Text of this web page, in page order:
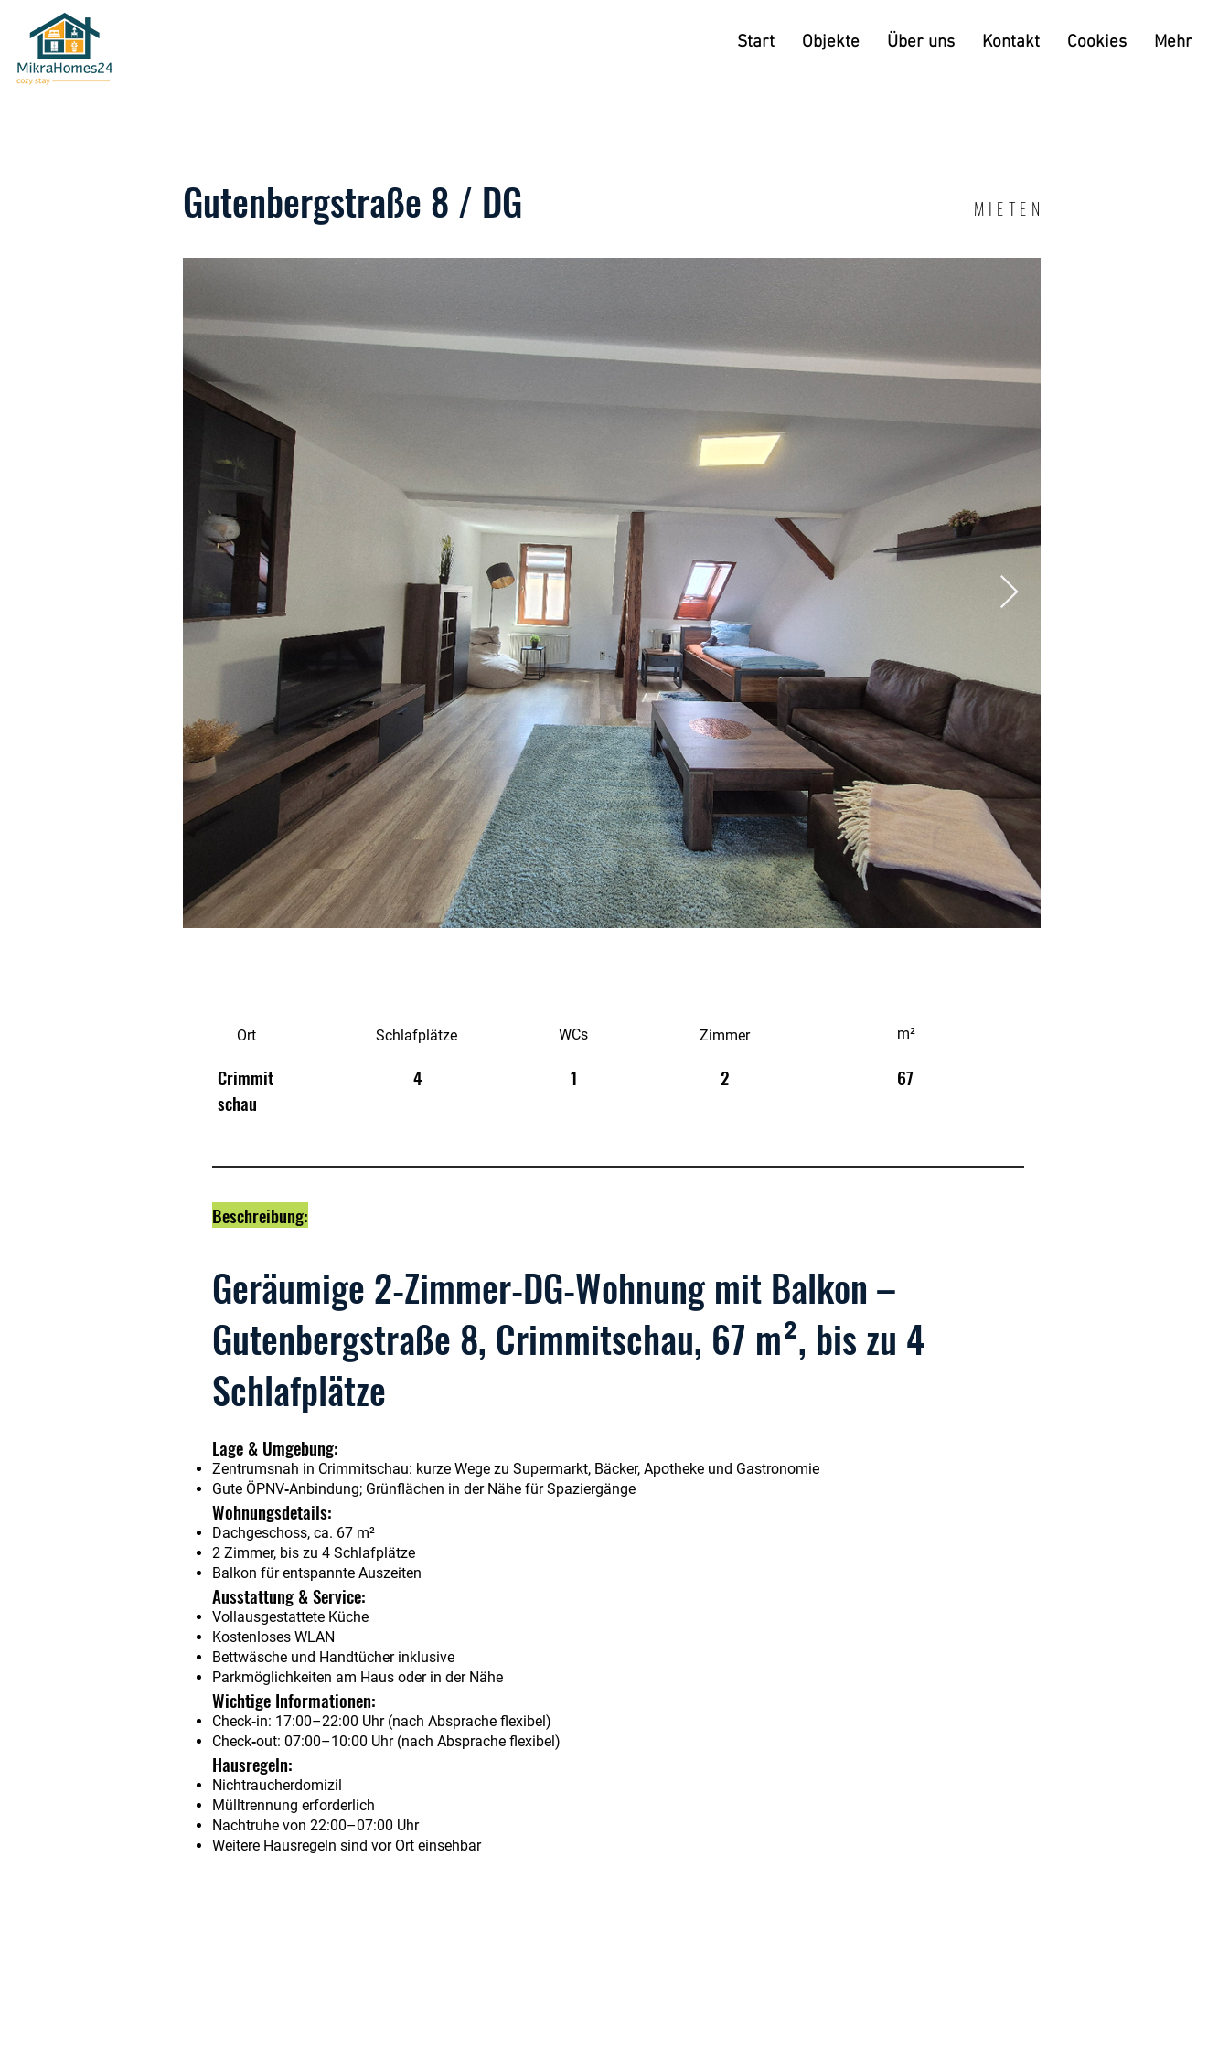
Start Objekte Über uns Kontakt Cookies Mehr
Gutenbergstraße 8 / DG MIETEN
Ort
Crimmit
schau
Schlafplätze
4
WCs
1
Zimmer
2
m²
67
Beschreibung:
Geräumige 2‑Zimmer‑DG‑Wohnung mit Balkon –
Gutenbergstraße 8, Crimmitschau, 67 m², bis zu 4
Schlafplätze
Lage & Umgebung:
Zentrumsnah in Crimmitschau: kurze Wege zu Supermarkt, Bäcker, Apotheke und Gastronomie
Gute ÖPNV‑Anbindung; Grünflächen in der Nähe für Spaziergänge
Wohnungsdetails:
Dachgeschoss, ca. 67 m²
2 Zimmer, bis zu 4 Schlafplätze
Balkon für entspannte Auszeiten
Ausstattung & Service:
Vollausgestattete Küche
Kostenloses WLAN
Bettwäsche und Handtücher inklusive
Parkmöglichkeiten am Haus oder in der Nähe
Wichtige Informationen:
Check‑in: 17:00–22:00 Uhr (nach Absprache flexibel)
Check‑out: 07:00–10:00 Uhr (nach Absprache flexibel)
Hausregeln:
Nichtraucherdomizil
Mülltrennung erforderlich
Nachtruhe von 22:00–07:00 Uhr
Weitere Hausregeln sind vor Ort einsehbar